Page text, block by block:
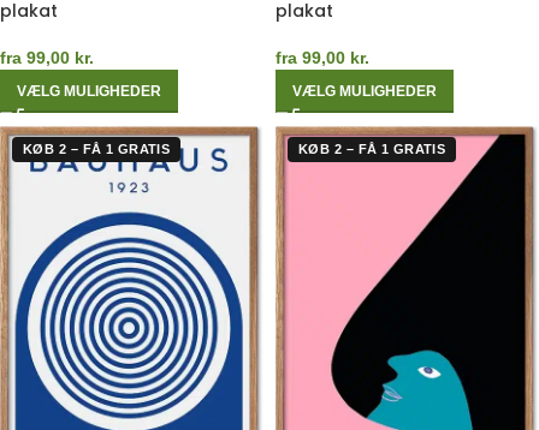
plakat
fra 99,00 kr.
VÆLG MULIGHEDER
plakat
fra 99,00 kr.
VÆLG MULIGHEDER
KØB 2 – FÅ 1 GRATIS KØB 2 – FÅ 1 GRATIS